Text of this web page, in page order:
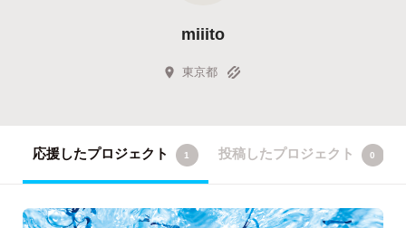
miiito
東京都
応援したプロジェクト 1 投稿したプロジェクト 0